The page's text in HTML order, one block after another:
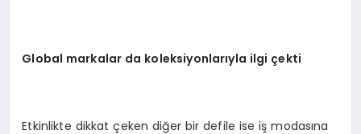
Global markalar da koleksiyonlarıyla ilgi çekti
Etkinlikte dikkat çeken diğer bir defile ise iş modasına